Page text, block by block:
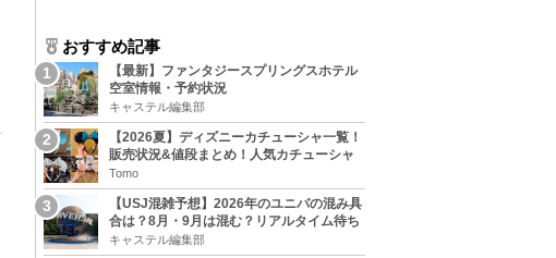
おすすめ記事
【最新】ファンタジースプリングスホテル
空室情報・予約状況
キャステル編集部
【2026夏】ディズニーカチューシャ一覧！
販売状況&値段まとめ！人気カチューシャ
をチェック
Tomo
【USJ混雑予想】2026年のユニバの混み具
合は？8月・9月は混む？リアルタイム待ち
時間アプリも
キャステル編集部